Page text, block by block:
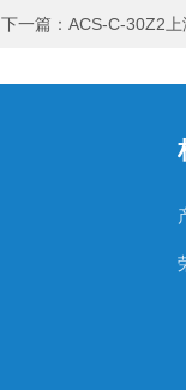
下一篇： ACS-C-30Z2